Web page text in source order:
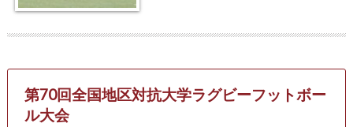
第70回全国地区対抗大学ラグビーフットボー
ル大会